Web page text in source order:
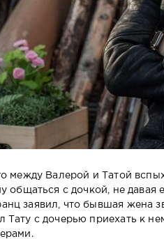
между Валерой и Татой
общаться с дочкой, не
заявил, что бывшая жена
Тату с дочерью приехать к